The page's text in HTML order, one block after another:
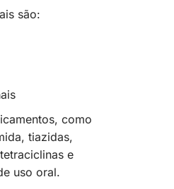
são:
como
tiazidas,
e
uso oral.